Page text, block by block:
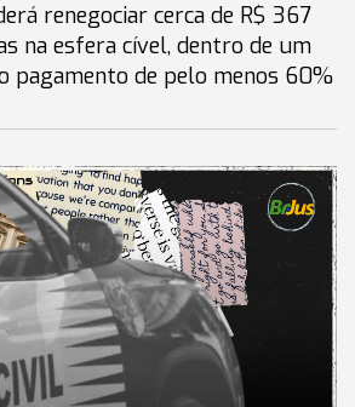
renegociar cerca de R$ 367
na esfera cível, dentro de um
pagamento de pelo menos 60%